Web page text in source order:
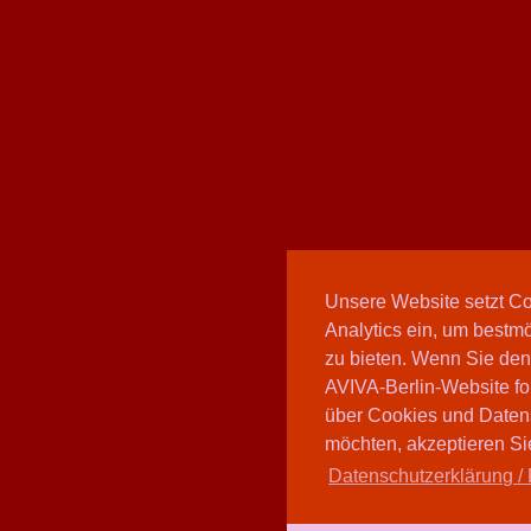
Unsere Website setzt
Analytics ein, um
zu bieten. Wenn Sie
AVIVA-Berlin-Website
über Cookies und
möchten, akzeptieren
Datenschutzerklärung /